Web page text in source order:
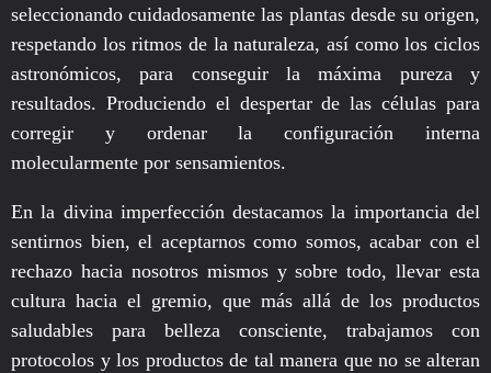
seleccionando cuidadosamente las plantas desde su origen,
respetando los ritmos de la naturaleza, así como los ciclos
astronómicos, para conseguir la máxima pureza y
resultados. Produciendo el despertar de las células para
corregir y ordenar la configuración interna
molecularmente por sensamientos.
En la divina imperfección destacamos la importancia del
sentirnos bien, el aceptarnos como somos, acabar con el
rechazo hacia nosotros mismos y sobre todo, llevar esta
cultura hacia el gremio, que más allá de los productos
saludables para belleza consciente, trabajamos con
protocolos y los productos de tal manera que no se alteran